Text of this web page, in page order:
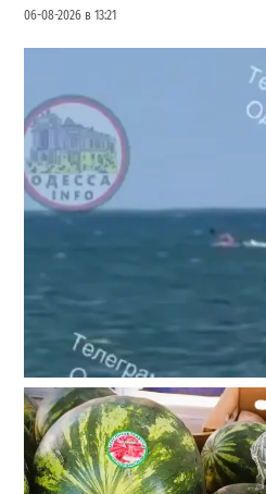
06-08-2026 в 13:21
Под Одессой уносит в море
мужчину: идет спасательная
28-07-2026 в 17:51
ВИБОР РЕДАКЦИИ